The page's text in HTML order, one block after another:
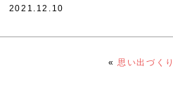
2021.12.10
« 思い出づくり